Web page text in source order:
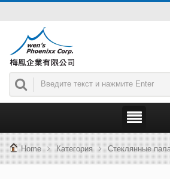
Home Категория Стеклянные